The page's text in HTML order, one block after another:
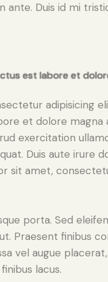
ante. Duis id mi
est labore et
adipisicing
et dolore magna
exercitation
Duis aute irure
sit amet,
porta. Sed
Praesent finibus
vel augue
lacus.